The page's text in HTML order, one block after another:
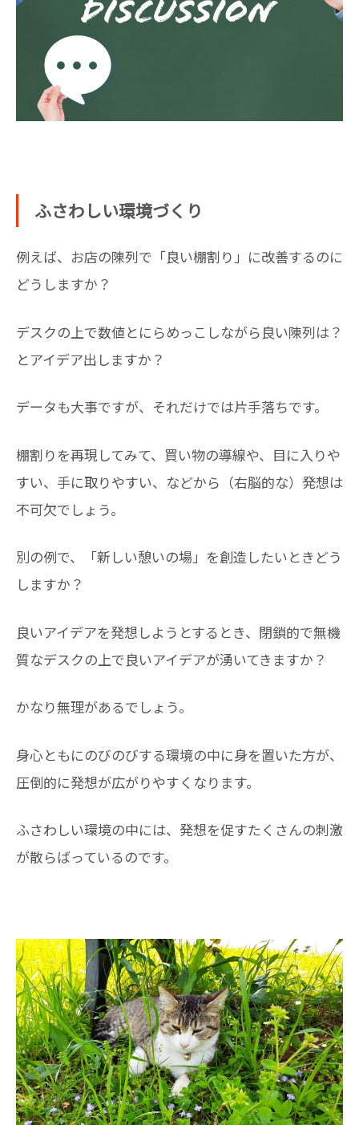
ふさわしい環境づくり
例えば、お店の陳列で「良い棚割り」に改善するのに
どうしますか？
デスクの上で数値とにらめっこしながら良い陳列は？
とアイデア出しますか？
データも大事ですが、それだけでは片手落ちです。
棚割りを再現してみて、買い物の導線や、目に入りや
すい、手に取りやすい、などから（右脳的な）発想は
不可欠でしょう。
別の例で、「新しい憩いの場」を創造したいときどう
しますか？
良いアイデアを発想しようとするとき、閉鎖的で無機
質なデスクの上で良いアイデアが湧いてきますか？
かなり無理があるでしょう。
身心ともにのびのびする環境の中に身を置いた方が、
圧倒的に発想が広がりやすくなります。
ふさわしい環境の中には、発想を促すたくさんの刺激
が散らばっているのです。